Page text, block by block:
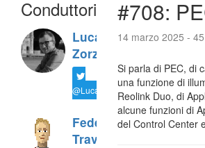
Conduttori
Luca
Zorzi
@LucaTNT
Federico
Travaini
#708:
14 marzo 2025 -
Si parla di PEC, di
una funzione di
Reolink Duo, di
alcune funzioni di
del Control Center